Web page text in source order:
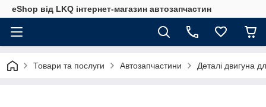
eShop від LKQ інтернет-магазин автозапчастин
Товари та послуги Автозапчастини Деталі двигуна